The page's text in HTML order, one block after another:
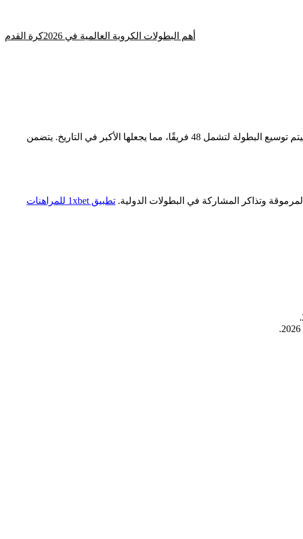
أهم البطولات الكروية العالمية في 2026 كرة القدم
الحدث الرئيسي لهذا العام هو كأس العالم لكرة القدم 2026، الذي سيقام في أمريكا الشمالية (الولايات المتحدة وكندا والمكسيك). سيتم توسيع البطولة لتشمل 48 فريقًا، مما يجعلها الأكبر في التاريخ. يتضمن
تطبيق 1xbet للمراهنات